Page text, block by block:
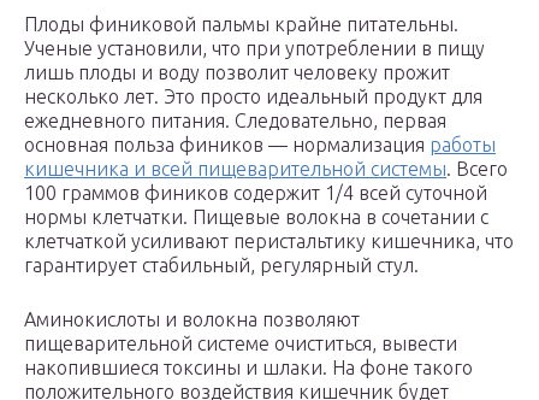
Плоды финиковой пальмы крайне питательны.
Ученые установили, что при употреблении в пищу
лишь плоды и воду позволит человеку прожит
несколько лет. Это просто идеальный продукт для
ежедневного питания. Следовательно, первая
основная польза фиников — нормализация работы
кишечника и всей пищеварительной системы. Всего
100 граммов фиников содержит 1/4 всей суточной
нормы клетчатки. Пищевые волокна в сочетании с
клетчаткой усиливают перистальтику кишечника, что
гарантирует стабильный, регулярный стул.
Аминокислоты и волокна позволяют
пищеварительной системе очиститься, вывести
накопившиеся токсины и шлаки. На фоне такого
положительного воздействия кишечник будет